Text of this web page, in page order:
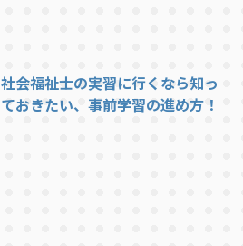
社会福祉士の実習に行くなら知っ
ておきたい、事前学習の進め方！